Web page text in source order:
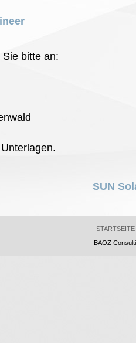
bitte an:
SUN
STARTSEITE
BAOZ